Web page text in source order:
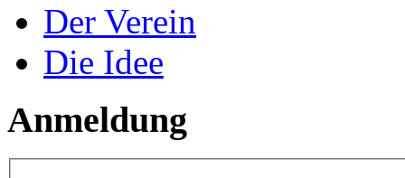
Der Verein
Die Idee
Anmeldung